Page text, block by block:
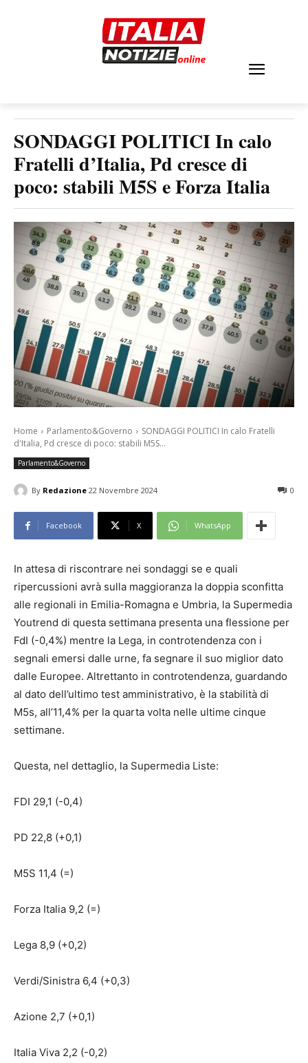
SONDAGGI POLITICI In calo
Fratelli d’Italia, Pd cresce di
poco: stabili M5S e Forza Italia
Home Parlamento&Governo
SONDAGGI POLITICI In calo Fratelli
d'Italia, Pd cresce di poco: stabili M5S...
Parlamento&Governo
By Redazione 22 Novembre 2024 0
Facebook X WhatsApp
In attesa di riscontrare nei sondaggi se e quali
ripercussioni avrà sulla maggioranza la doppia sconfitta
alle regionali in Emilia-Romagna e Umbria, la Supermedia
Youtrend di questa settimana presenta una flessione per
FdI (-0,4%) mentre la Lega, in controtendenza con i
segnali emersi dalle urne, fa segnare il suo miglior dato
dalle Europee. Altrettanto in controtendenza, guardando
al dato dell’ultimo test amministrativo, è la stabilità di
M5s, all’11,4% per la quarta volta nelle ultime cinque
settimane.
Questa, nel dettaglio, la Supermedia Liste:
FDI 29,1 (-0,4)
PD 22,8 (+0,1)
M5S 11,4 (=)
Forza Italia 9,2 (=)
Lega 8,9 (+0,2)
Verdi/Sinistra 6,4 (+0,3)
Azione 2,7 (+0,1)
Italia Viva 2,2 (-0,2)